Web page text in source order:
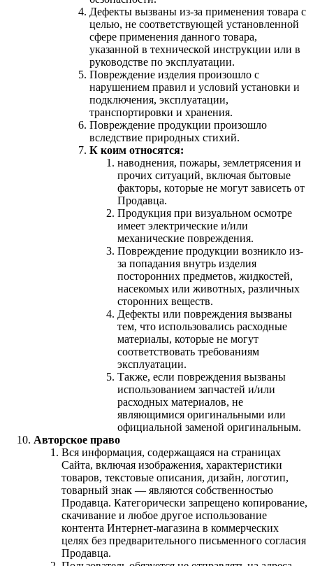
Дефекты вызваны из-за применения товара с
целью, не соответствующей установленной
сфере применения данного товара,
указанной в технической инструкции или в
руководстве по эксплуатации.
Повреждение изделия произошло с
нарушением правил и условий установки и
подключения, эксплуатации,
транспортировки и хранения.
Повреждение продукции произошло
вследствие природных стихий.
К коим относятся:
наводнения, пожары, землетрясения и
прочих ситуаций, включая бытовые
факторы, которые не могут зависеть от
Продавца.
Продукция при визуальном осмотре
имеет электрические и/или
механические повреждения.
Повреждение продукции возникло из-
за попадания внутрь изделия
посторонних предметов, жидкостей,
насекомых или животных, различных
сторонних веществ.
Дефекты или повреждения вызваны
тем, что использовались расходные
материалы, которые не могут
соответствовать требованиям
эксплуатации.
Также, если повреждения вызваны
использованием запчастей и/или
расходных материалов, не
являющимися оригинальными или
официальной заменой оригинальным.
Авторское право
Вся информация, содержащаяся на страницах
Сайта, включая изображения, характеристики
товаров, текстовые описания, дизайн, логотип,
товарный знак — являются собственностью
Продавца. Категорически запрещено копирование,
скачивание и любое другое использование
контента Интернет-магазина в коммерческих
целях без предварительного письменного согласия
Продавца.